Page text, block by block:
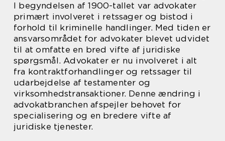
I begyndelsen af 1900-tallet var advokater
primært involveret i retssager og bistod i
forhold til kriminelle handlinger. Med tiden er
ansvarsområdet for advokater blevet udvidet
til at omfatte en bred vifte af juridiske
spørgsmål. Advokater er nu involveret i alt
fra kontraktforhandlinger og retssager til
udarbejdelse af testamenter og
virksomhedstransaktioner. Denne ændring i
advokatbranchen afspejler behovet for
specialisering og en bredere vifte af
juridiske tjenester.